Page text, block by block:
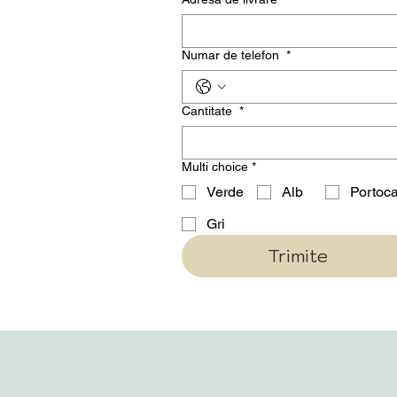
Numar de telefon *
Cantitate *
Multi choice *
Verde Alb
Gri
Trimite